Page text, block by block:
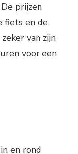
prijzen
fiets en de
van zijn
voor een
en rond